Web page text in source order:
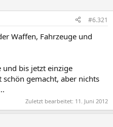
#6.321
Waffen, Fahrzeuge und
und bis jetzt einzige
gemacht, aber nichts
Zuletzt bearbeitet: 11. Juni 2012